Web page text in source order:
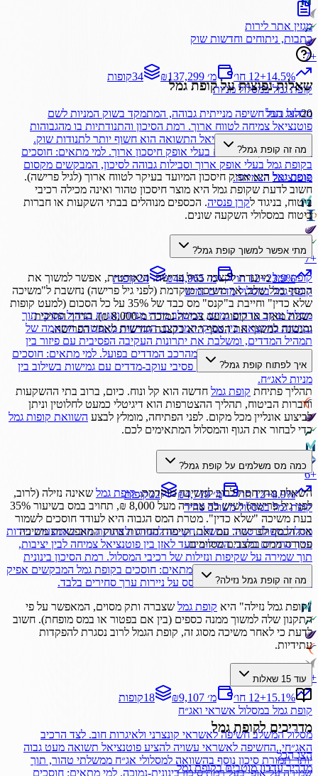
+
7
+14.5% 12 חו׳ ₪137,299 מ׳ 34קופות
קופת גמלבמסלול מניות
מסלול בעל חשיפה מנייתית גבוהה, המתמקד בשוק המניות לשם
פוטנציאל צמיחה לטווח ארוך. רמת הסיכון והתנודתיות בו מהגבוהות
בקופת גמל, ולצד פוטנציאל התשואה הוא חשוף יותר לתנודות שוק.
מתאים בעיקר לחוסכים בעלי אופק חיסכון ארוך. למי מתאים: חוסכים
בקופת גמל בעלי אופק ארוך וסבילות גבוהה לסיכון, המבקשים מקסום
פוטנציאל הצמיחה.
+
7
+23.9% 12 חו׳ ₪44,965 מ׳ 24קופות
קופת גמלבמסלולמדדים גמיש
מסלול עוקב מדדים גמיש, המשלב מדדי מניות ואג״ח בניהול פסיבי תוך
גמישות בהקצאה בין אפיקי המדדים. הגמישות מאפשרת התאמה של
תמהיל המדדים, ומשלבת את יתרונות העקיבה הפסיבית עם פיזור בין
אפיקים. רמת הסיכון נגזרת מהרכב המדדים בפועל. למי מתאים: חוסכים
בקופת גמל המעדיפים אפיק פסיבי עוקב-מדדים עם גמישות בשילוב בין
מניות לאג״ח.
+
6
+8.9% 12 חו׳ ₪4,719 מ׳ 22קופות
קופת גמלבמסלולמשולב סחיר
מסלול משולב סחיר המשלב חשיפה למניות ולאיגרות חוב באמצעות ניירות
ערך סחירים בלבד. השילוב נועד לאזן בין פוטנציאל צמיחה לבין יציבות,
תוך שמירה על שקיפות ונזילות של רכיבי המסלול. רמת הסיכון בינונית
ונגזרת מהתמהיל בפועל. למי מתאים: חוסכים בקופת גמל המבקשים אפיק
מאוזן בין מניות לאג״ח, המבוסס על ניירות ערך סחירים בלבד.
+
6
+15.1% 12 חו׳ ₪9,107 מ׳ 18קופות
קופת גמל במסלול אשראי ואג״ח
מסלול המשלב חשיפה לאשראי קונצרני ולאיגרות חוב. לצד הרכיב
האג״חי, החשיפה לאשראי עשויה להציע פוטנציאל תשואה מעט גבוה
יותר תמורת סיכון נוסף בהשוואה למסלולי אג״ח ממשלתי טהור, תוך
שמירה על אופי בעל רמת סיכון בינונית-נמוכה. למי מתאים: חוסכים
מגזין אתר לירות
כתבות, ניתוחים וחדשות שוק
שאלות נפוצות עלקופת גמל
20הצג הכל
מה זה קופת גמל?
קופת גמל היא אפיק חיסכון המיועד בעיקר לטווח ארוך (לגיל פרישה).
חשוב לדעת שקופת גמל היא מוצר חיסכון טהור ואינה מכילה רכיבי
ביטוח, בניגוד לקרן פנסיה. הכספים מנוהלים בבתי השקעות או חברות
ביטוח במסלולי השקעה שונים.
מתי אפשר למשוך קופת גמל?
קופת גמלמיועדת לקצבה בגיל פרישה. תיאורטית, אפשר למשוך את
הכסף בכל שלב, אך משיכה מוקדמת (לפני גיל פרישה) נחשבת ל"משיכה
שלא כדין" וחייבת ב"קנס" מס כבד של 35% על כל הסכום (למעט קופות
ישנות מאוד או קופות עם צבירה נמוכה מ-8,000 ₪). הדרך החוקית
והנכונה למשוך את הכסף היא כקצבה חודשית לאחר הפרישה.
איך לפתוח קופת גמל?
תהליך פתיחת קופת גמל חדשה הוא קל ונוח. כיום, ברוב בתי ההשקעות
וחברות הביטוח, תהליך ההצטרפות הוא דיגיטלי כמעט לחלוטין וניתן
לביצוע אונליין מכל מקום. לפני הפתיחה, מומלץ לבצע השוואת קופות גמל
כדי לבחור את הגוף והמסלול המתאימים לכם.
כמה מס משלמים על קופת גמל?
השאלה מתייחסת לרוב למשיכה מוקדמת.קופת גמל שאינה נזילה (לרוב,
לפני גיל פרישה) ושיש בה צבירה מעל 8,000 ₪, תחויב במס בשיעור 35%
בעת משיכה "שלא כדין". מטרת המס הגבוה היא לעודד חוסכים לשמור
את הכסף לפרישה. עם זאת, קיימות החרגות בחוק המאפשרות משיכה
פטורה ממס במצבים מסוימים.
מה זה קופת גמל נזילה?
"קופת גמל נזילה" היא קופת גמל שצברה ותק מסוים, המאפשר על פי
התקנון שלה למשוך ממנה כספים (בין אם בפטור או במס מופחת). חשוב
לדעת כי לאחר משיכה מסוג זה, קופת הגמל לרוב נסגרת להפקדות
עתידיות.
עוד 15 שאלות
מדריכים לקופת גמל
הצג הכל
מדריך עדכון מוטבים בקופת גמל